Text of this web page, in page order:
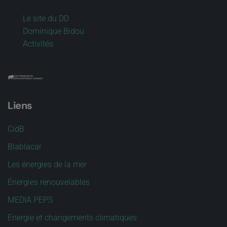
Le site du DD
Dominique Bidou
Activités
Liens
CidB
Blablacar
Les énergies de la mer
Énergies renouvelables
MEDIA PEPS
Energie et changements climatiques